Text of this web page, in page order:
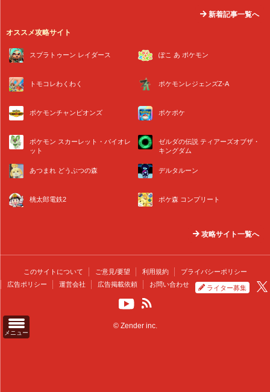
メニュー
新着記事一覧へ
オススメ攻略サイト
スプラトゥーン レイダース ぽこ あ ポケモン
トモコレわくわく ポケモンレジェンズZ-A
ポケモンチャンピオンズ ポケポケ
ポケモン スカーレット・バイオレ
ット
ゼルダの伝説 ティアーズオブザ・
キングダム
あつまれ どうぶつの森 デルタルーン
桃太郎電鉄2 ポケ森 コンプリート
攻略サイト一覧へ
このサイトについて ご意見/要望 利用規約
プライバシーポリシー
広告ポリシー
運営会社 広告掲載依頼 お問い合わせ ライター募集
© Zender inc.